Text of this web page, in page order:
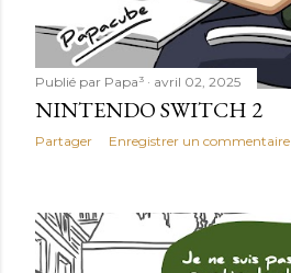
Publié par Papa³ avril 02, 2025
NINTENDO SWITCH 2
Partager Enregistrer un commentaire